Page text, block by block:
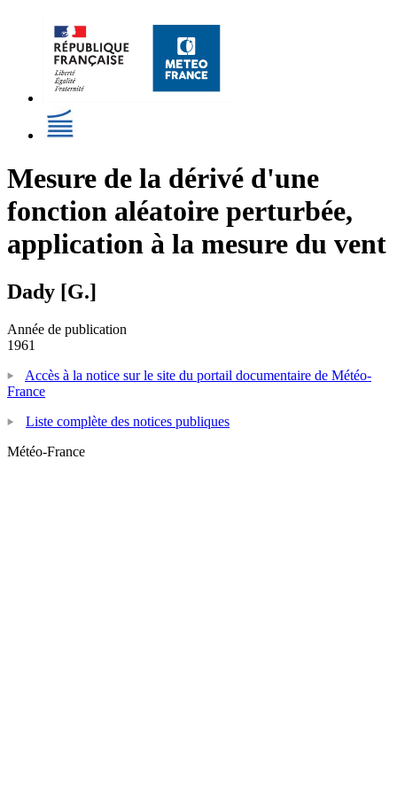
Mesure de la dérivé d'une
fonction aléatoire perturbée,
application à la mesure du vent
Dady [G.]
Année de publication
1961
Accès à la notice sur le site du portail documentaire de Météo-
France
Liste complète des notices publiques
Météo-France